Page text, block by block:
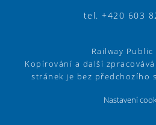
tel. +420 603
Railway Public
Kopírování a další
stránek je bez předchozího
Nastavení